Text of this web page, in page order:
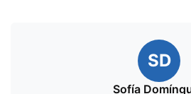
SD
Sofía